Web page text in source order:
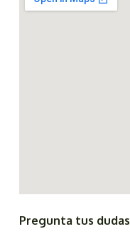
Pregunta tus dudas